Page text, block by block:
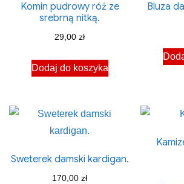
Komin pudrowy róż ze
srebrną nitką.
29,00zł
Dodaj do koszyka
Bluza
Sweterek damski kardigan.
170,00zł